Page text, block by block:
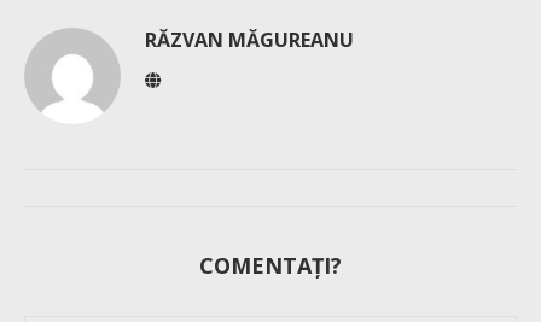
RĂZVAN MĂGUREANU
COMENTAȚI?